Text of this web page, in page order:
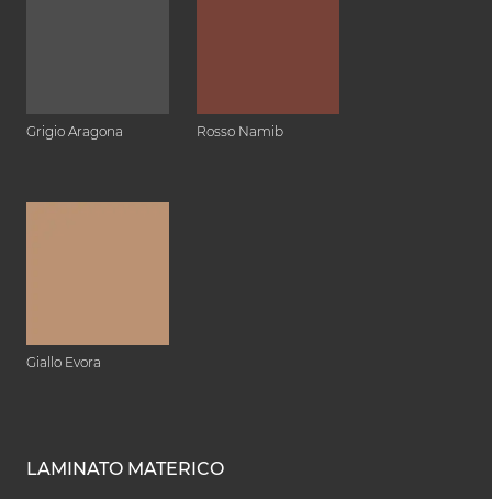
Grigio Aragona Rosso Namib
Giallo Evora
LAMINATO MATERICO